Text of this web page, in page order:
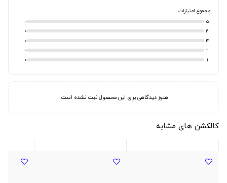
مجموع امتیازات
5
0
4
0
3
0
2
0
1
0
هنوز دیدگاهی برای این محصول ثبت نشده است.
کالکشن های مشابه